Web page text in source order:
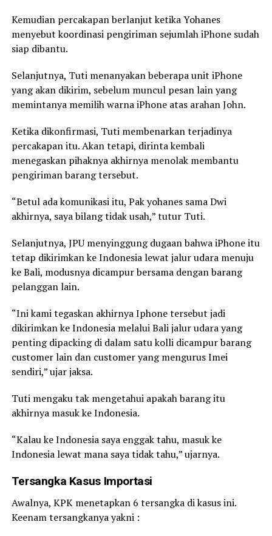
Kemudian percakapan berlanjut ketika Yohanes
menyebut koordinasi pengiriman sejumlah iPhone sudah
siap dibantu.
Selanjutnya, Tuti menanyakan beberapa unit iPhone
yang akan dikirim, sebelum muncul pesan lain yang
memintanya memilih warna iPhone atas arahan John.
Ketika dikonfirmasi, Tuti membenarkan terjadinya
percakapan itu. Akan tetapi, dirinta kembali
menegaskan pihaknya akhirnya menolak membantu
pengiriman barang tersebut.
“Betul ada komunikasi itu, Pak yohanes sama Dwi
akhirnya, saya bilang tidak usah,” tutur Tuti.
Selanjutnya, JPU menyinggung dugaan bahwa iPhone itu
tetap dikirimkan ke Indonesia lewat jalur udara menuju
ke Bali, modusnya dicampur bersama dengan barang
pelanggan lain.
“Ini kami tegaskan akhirnya Iphone tersebut jadi
dikirimkan ke Indonesia melalui Bali jalur udara yang
penting dipacking di dalam satu kolli dicampur barang
customer lain dan customer yang mengurus Imei
sendiri,” ujar jaksa.
Tuti mengaku tak mengetahui apakah barang itu
akhirnya masuk ke Indonesia.
“Kalau ke Indonesia saya enggak tahu, masuk ke
Indonesia lewat mana saya tidak tahu,” ujarnya.
Tersangka Kasus Importasi
Awalnya, KPK menetapkan 6 tersangka di kasus ini.
Keenam tersangkanya yakni :